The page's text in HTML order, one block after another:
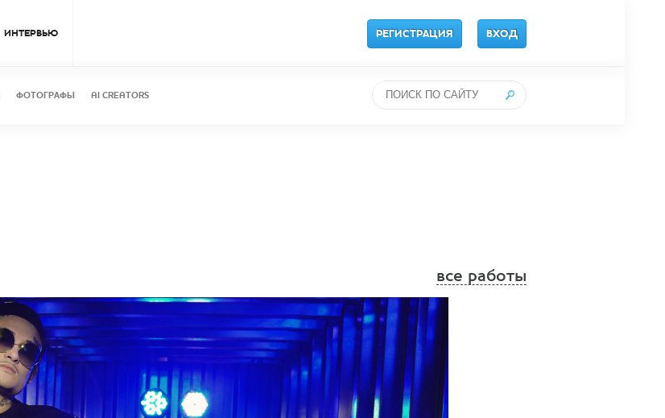
ИНТЕРВЬЮ РЕГИСТРАЦИЯ ВХОД
ФОТОГРАФЫ AI CREATORS
все работы